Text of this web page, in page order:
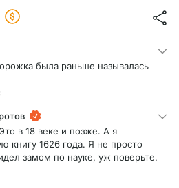
была раньше называлась
в 18 веке и позже. А я
книгу 1626 года. Я не просто
замом по науке, уж поверьте.